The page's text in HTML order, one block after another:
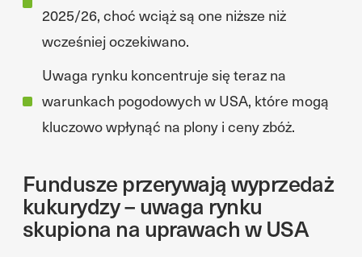
2025/26, choć wciąż są one niższe niż
wcześniej oczekiwano.
Uwaga rynku koncentruje się teraz na
warunkach pogodowych w USA, które mogą
kluczowo wpłynąć na plony i ceny zbóż.
Fundusze przerywają wyprzedaż
kukurydzy – uwaga rynku
skupiona na uprawach w USA